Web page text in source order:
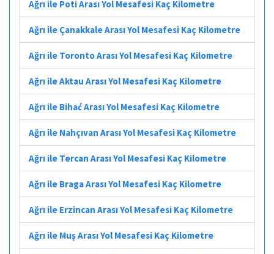
Ağrı ile Poti Arası Yol Mesafesi Kaç Kilometre
Ağrı ile Çanakkale Arası Yol Mesafesi Kaç Kilometre
Ağrı ile Toronto Arası Yol Mesafesi Kaç Kilometre
Ağrı ile Aktau Arası Yol Mesafesi Kaç Kilometre
Ağrı ile Bihać Arası Yol Mesafesi Kaç Kilometre
Ağrı ile Nahçıvan Arası Yol Mesafesi Kaç Kilometre
Ağrı ile Tercan Arası Yol Mesafesi Kaç Kilometre
Ağrı ile Braga Arası Yol Mesafesi Kaç Kilometre
Ağrı ile Erzincan Arası Yol Mesafesi Kaç Kilometre
Ağrı ile Muş Arası Yol Mesafesi Kaç Kilometre